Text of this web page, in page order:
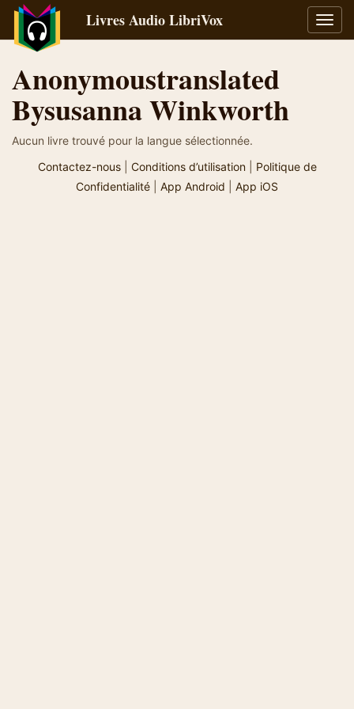
la
Livres Audio LibriVox
Anonymoustranslated
Bysusanna Winkworth
Aucun livre trouvé pour la langue sélectionnée.
Contactez-nous| Conditions d’utilisation| Politique de
Confidentialité
App Android App iOS